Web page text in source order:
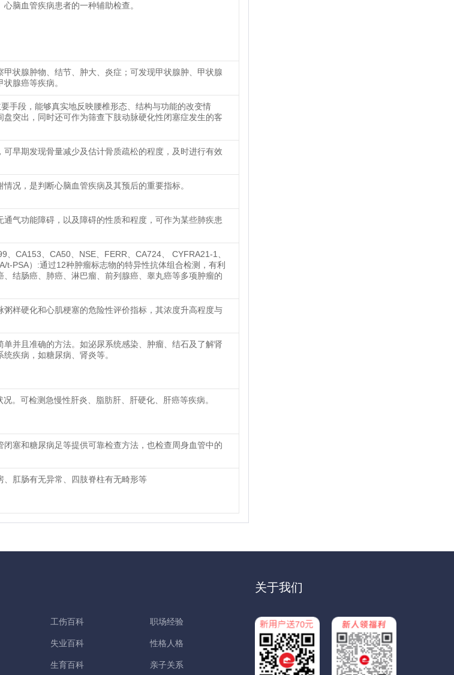
脑血管疾病患者的一种辅助检查。
状腺肿物、结节、肿大、炎症；可发现甲状腺肿、甲状腺
腺癌等疾病。
手段，能够真实地反映腰椎形态、结构与功能的改变情
突出，同时还可作为筛查下肢动脉硬化性闭塞症发生的客
早期发现骨量减少及估计骨质疏松的程度，及时进行有效
况，是判断心脑血管疾病及其预后的重要指标。
通气功能障碍，以及障碍的性质和程度，可作为某些肺疾患
、CA153、CA50、NSE、FERR、CA724、 CYFRA21-1、
t-PSA）:通过12种肿瘤标志物的特异性抗体组合检测，有利
结肠癌、肺癌、淋巴瘤、前列腺癌、睾丸癌等多项肿瘤的
粥样硬化和心肌梗塞的危险性评价指标，其浓度升高程度与
并且准确的方法。如泌尿系统感染、肿瘤、结石及了解肾
疾病，如糖尿病、肾炎等。
。可检测急慢性肝炎、脂肪肝、肝硬化、肝癌等疾病。
闭塞和糖尿病足等提供可靠检查方法，也检查周身血管中的
肛肠有无异常、四肢脊柱有无畸形等
工伤百科
失业百科
生育百科
职场经验
性格人格
亲子关系
关于我们